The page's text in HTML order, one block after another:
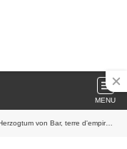
MENU
en Argonne, Marville et Arancy) à 1718 (Longwy) à 1738 ( Barrois non mouvant)